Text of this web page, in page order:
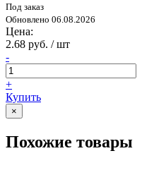
Под заказ
Обновлено 06.08.2026
Цена:
2.68 руб. / шт
-
+
Купить
×
Похожие товары